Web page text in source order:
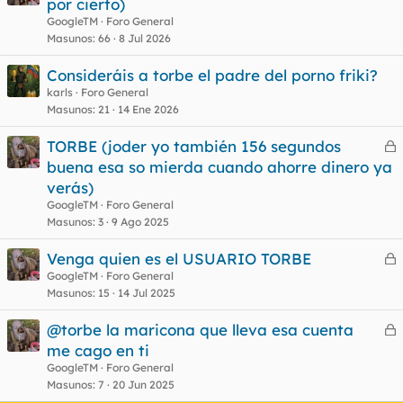
por cierto)
GoogleTM
Foro General
Masunos 66 8 Jul 2026
Consideráis a torbe el padre del porno friki?
karls
Foro General
Masunos 21 14 Ene 2026
C
d
o
TORBE (joder yo también 156 segundos
buena esa so mierda cuando ahorre dinero ya
verás)
GoogleTM
Foro General
Masunos 3 9 Ago 2025
C
r
a
Venga quien es el USUARIO TORBE
GoogleTM
Foro General
Masunos 15 14 Jul 2025
C
@torbe la maricona que lleva esa cuenta
me cago en ti
GoogleTM
Foro General
Masunos 7 20 Jun 2025